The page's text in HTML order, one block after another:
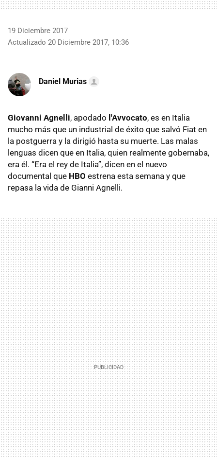
19 Diciembre 2017
Actualizado 20 Diciembre 2017, 10:36
Daniel Murias
Giovanni Agnelli, apodado l'Avvocato, es en Italia
mucho más que un industrial de éxito que salvó Fiat en
la postguerra y la dirigió hasta su muerte. Las malas
lenguas dicen que en Italia, quien realmente gobernaba,
era él. “Era el rey de Italia”, dicen en el nuevo
documental que HBO estrena esta semana y que
repasa la vida de Gianni Agnelli.